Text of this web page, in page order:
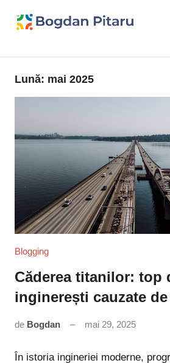
Lună: mai 2025
Blogging
Căderea titanilor: top
inginerești cauzate
de Bogdan mai 29, 2025
În istoria ingineriei moderne,